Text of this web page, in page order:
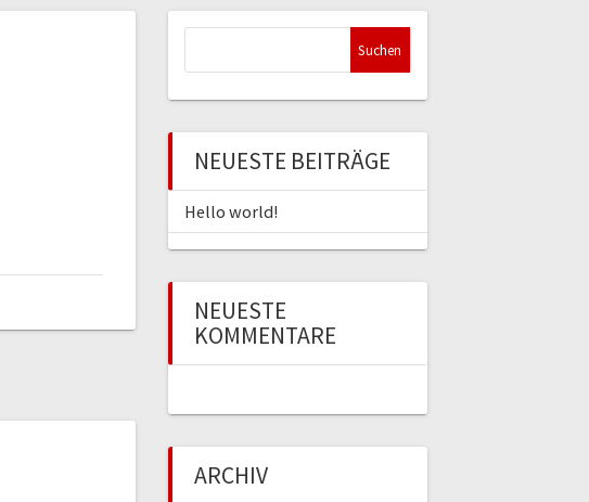
NEUESTE BEITRÄGE
Hello world!
NEUESTE
KOMMENTARE
ARCHIV